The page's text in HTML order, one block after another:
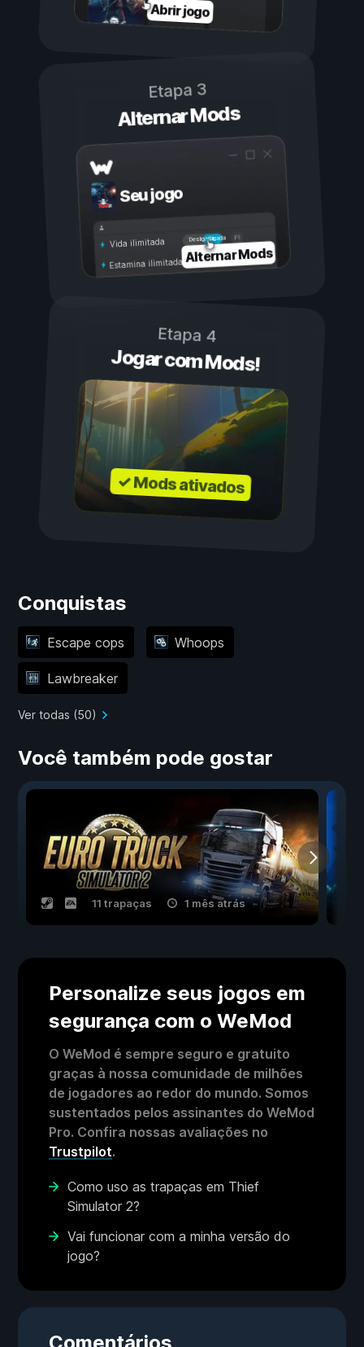
Abrir jogo
Etapa 3
Alternar Mods
Seu jogo
Ligada
Desligada
Vida ilimitada
Estamina ilimitadaAlternar Mods
Etapa 4
Jogar com Mods!
✓ Mods ativados
Conquistas
Escape cops Whoops
Lawbreaker
Ver todas (50)
Você também pode gostar
11 trapaças 1 mês atrás
Personalize seus jogos em
segurança com o WeMod
O WeMod é sempre seguro e gratuito
graças à nossa comunidade de milhões
de jogadores ao redor do mundo. Somos
sustentados pelos assinantes do WeMod
Pro. Confira nossas avaliações no
Trustpilot.
Como uso as trapaças em Thief
Simulator 2?
Vai funcionar com a minha versão do
jogo?